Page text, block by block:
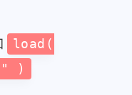
load(
)